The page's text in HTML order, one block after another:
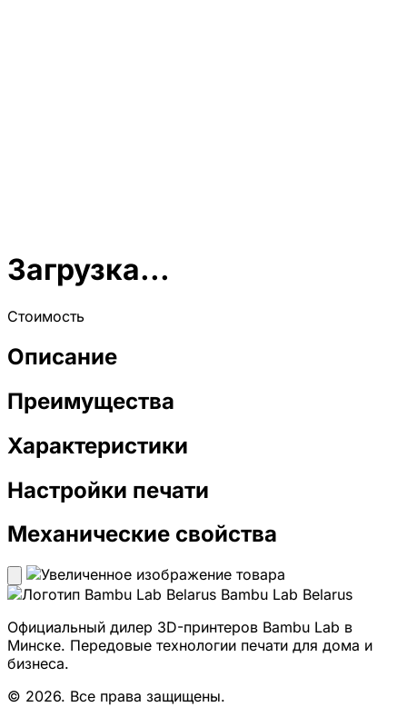
Загрузка...
Стоимость
Описание
Преимущества
Характеристики
Настройки печати
Механические свойства
Bambu Lab Belarus
Официальный дилер 3D-принтеров Bambu Lab в
Минске. Передовые технологии печати для дома и
бизнеса.
© 2026. Все права защищены.